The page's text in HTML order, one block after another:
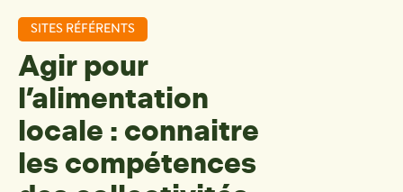
SITES RÉFÉRENTS
Agir pour
l’alimentation
locale : connaitre
les compétences